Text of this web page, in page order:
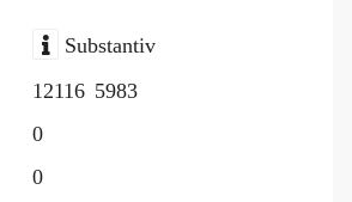
Substantiv
12116 5983
0
0